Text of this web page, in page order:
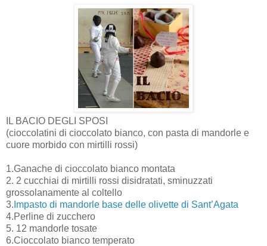
IL BACIO DEGLI SPOSI
(cioccolatini di cioccolato bianco, con pasta di mandorle e
cuore morbido con mirtilli rossi)
1.Ganache di cioccolato bianco montata
2. 2 cucchiai di mirtilli rossi disidratati, sminuzzati
grossolanamente al coltello
3. Impasto di mandorle base delle olivette di Sant’Agata
4.Perline di zucchero
5. 12 mandorle tosate
6.Cioccolato bianco temperato